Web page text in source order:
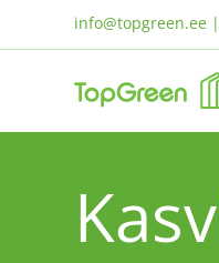
info@topgreen.ee